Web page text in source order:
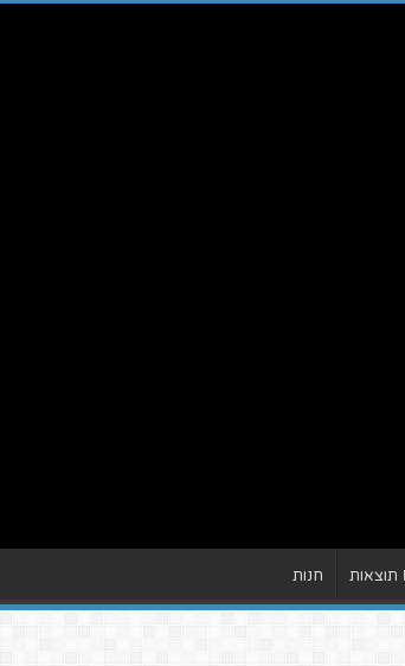
תוצאות חנות